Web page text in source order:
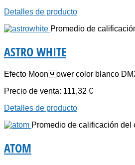
Detalles de producto
Promedio de
ASTRO WHITE
Efecto Moonower color blanco
Precio de venta: 111,32 €
Detalles de producto
Promedio de calificación del
ATOM